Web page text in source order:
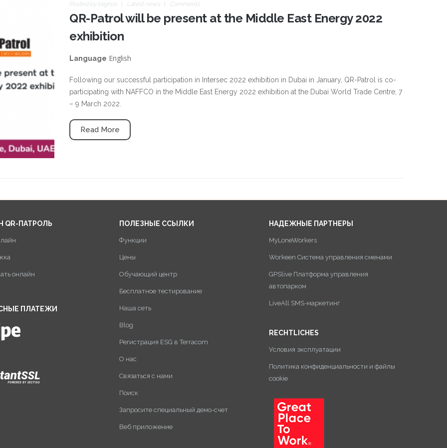
Posted by blignos Latest news Comments
QR-Patrol will be present at the Middle East Energy 2022
exhibition
Language English
Following our successful participation in Intersec 2022 exhibition in Dubai in January, QR-Patrol is co-
participating with NAFFCO in the Middle East Energy 2022 exhibition at the Dubai World Trade Centre, 7
– 9 March 2022.
Read More
QR-ПАТРОЛЬ
онлайн
ПЛАТЕЖИ
ПОЛЕЗНЫЕ ССЫЛКИ
Функции
Цены
Обучающий центр
Бесплатное тестирование
Наша сеть
Blog
Регистрация ESG в Terracom
О нас
Связаться с нами
Поиск
Запросите специальный демо-счет
Веб приложение
НАДЕЖНЫЕ ПАРТНЕРЫ
MyLoneWorkers
Workeen Система управления сменами
GPSlive Платформа управления
автопарком
LiveAll SMS-маркетинг
RECHTLICHES
Условия эксплуатации
Политика конфиденциальности и файлы
cookie